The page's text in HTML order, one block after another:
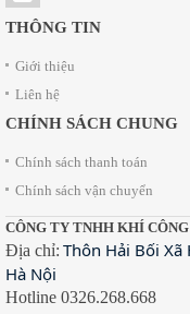
THÔNG TIN
Giới thiệu
Liên hệ
CHÍNH SÁCH CHUNG
Chính sách thanh toán
Chính sách vận chuyển
CÔNG TY TNHH KHÍ
Địa chỉ: Thôn Hải Bối
Hà Nội
Hotline 0326.268.668